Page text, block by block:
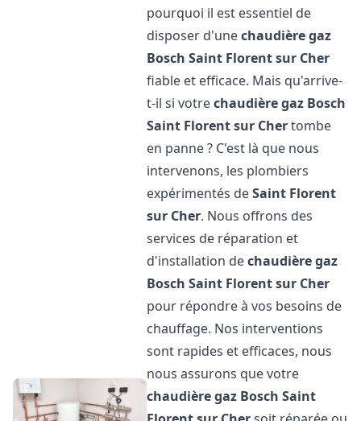
pourquoi il est essentiel de
disposer d'unechaudière gaz
Bosch Saint Florent sur Cher
fiable et efficace. Mais qu'arrive-
t-il si votrechaudière gaz Bosch
Saint Florent sur Chertombe
en panne ? C'est là que nous
intervenons, les plombiers
expérimentés deSaint Florent
sur Cher. Nous offrons des
services de réparation et
d'installation dechaudière gaz
Bosch Saint Florent sur Cher
pour répondre à vos besoins de
chauffage. Nos interventions
sont rapides et efficaces, nous
nous assurons que votre
chaudière gaz Bosch Saint